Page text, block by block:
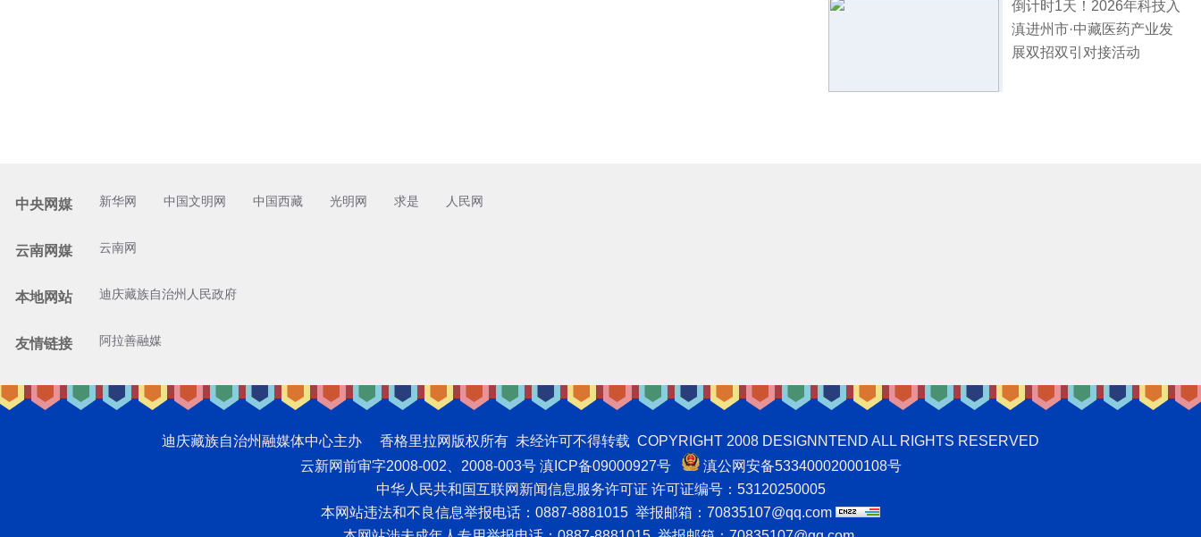
倒计时1天！2026年科技入
滇进州市·中藏医药产业发
展双招双引对接活动
中央网媒 新华网 中国文明网 中国西藏 光明网 求是 人民网
云南网媒 云南网
本地网站 迪庆藏族自治州人民政府
友情链接 阿拉善融媒
迪庆藏族自治州融媒体中心主办 香格里拉网版权所有 未经许可不得转载 COPYRIGHT 2008 DESIGNNTEND ALL RIGHTS RESERVED
云新网前审字2008-002、2008-003号 滇ICP备09000927号
滇公网安备53340002000108号
中华人民共和国互联网新闻信息服务许可证 许可证编号：53120250005
本网站违法和不良信息举报电话：0887-8881015 举报邮箱：70835107@qq.com